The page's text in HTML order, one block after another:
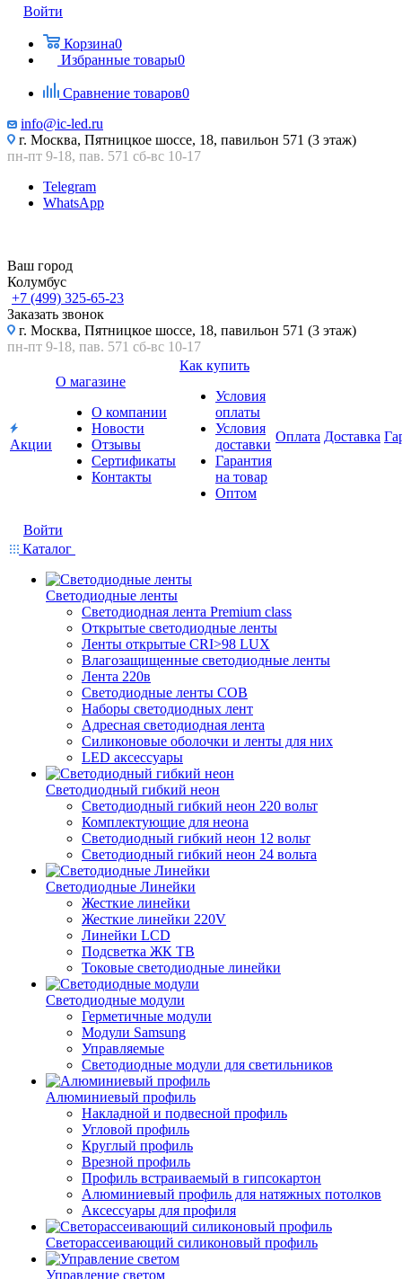
Войти
Корзина0
Избранные товары0
Сравнение товаров0
info@ic-led.ru
г. Москва, Пятницкое шоссе, 18, павильон 571 (3 этаж)
пн-пт 9-18, пав. 571 сб-вс 10-17
Telegram
WhatsApp
Ваш город
Колумбус
+7 (499) 325-65-23
Заказать звонок
г. Москва, Пятницкое шоссе, 18, павильон 571 (3 этаж)
пн-пт 9-18, пав. 571 сб-вс 10-17
Акции
О магазине
О компании
Новости
Отзывы
Сертификаты
Контакты
Как купить
Условия
оплаты
Условия
доставки
Гарантия
на товар
Оптом
Оплата Доставка
Войти
Каталог
Светодиодные ленты
Светодиодная лента Premium class
Открытые светодиодные ленты
Ленты открытые CRI>98 LUX
Влагозащищенные светодиодные ленты
Лента 220в
Светодиодные ленты COB
Наборы светодиодных лент
Адресная светодиодная лента
Силиконовые оболочки и ленты для них
LED аксессуары
Светодиодный гибкий неон
Светодиодный гибкий неон 220 вольт
Комплектующие для неона
Светодиодный гибкий неон 12 вольт
Светодиодный гибкий неон 24 вольта
Светодиодные Линейки
Жесткие линейки
Жесткие линейки 220V
Линейки LCD
Подсветка ЖК ТВ
Токовые светодиодные линейки
Светодиодные модули
Герметичные модули
Модули Samsung
Управляемые
Светодиодные модули для светильников
Алюминиевый профиль
Накладной и подвесной профиль
Угловой профиль
Круглый профиль
Врезной профиль
Профиль встраиваемый в гипсокартон
Алюминиевый профиль для натяжных потолков
Аксессуары для профиля
Светорассеивающий силиконовый профиль
Управление светом